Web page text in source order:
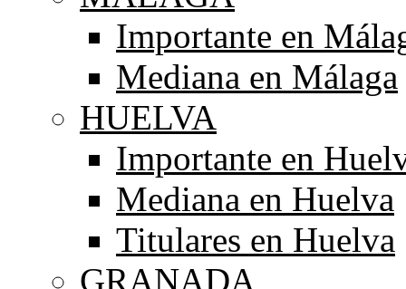
Importante en
Mediana en Málaga
HUELVA
Importante en
Mediana en Huelva
Titulares en Huelva
GRANADA